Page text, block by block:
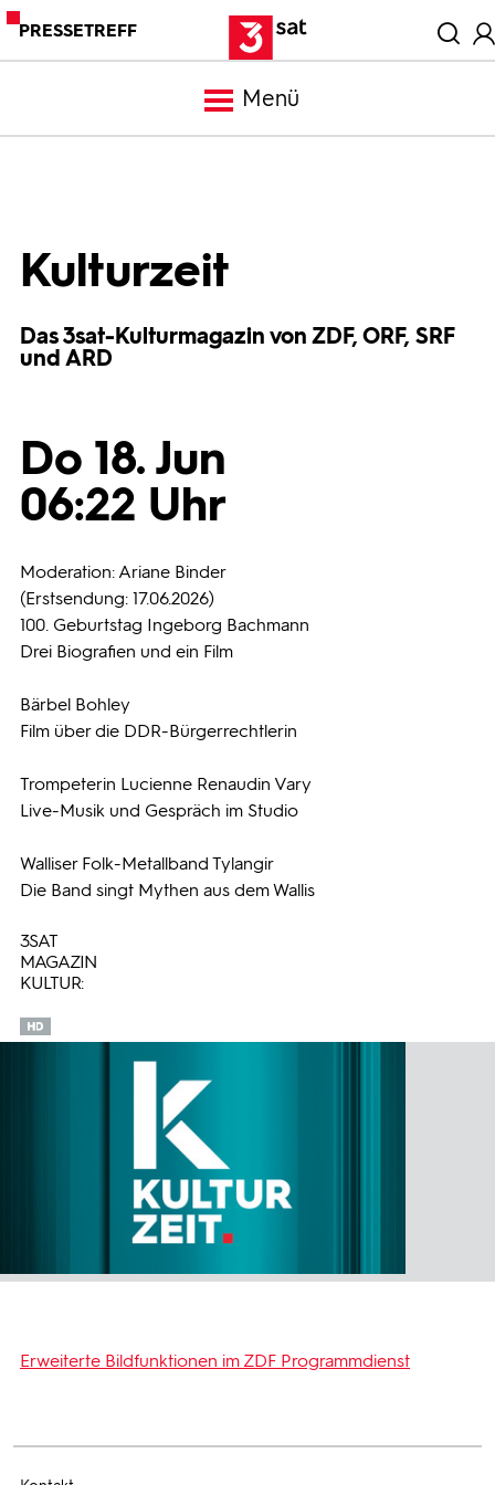
PRESSETREFF
Menü
Bilder
Kulturzeit
Das 3sat-Kulturmagazin von ZDF, ORF, SRF
und ARD
Do 18. Jun
06:22 Uhr
Moderation: Ariane Binder
(Erstsendung: 17.06.2026)
100. Geburtstag Ingeborg Bachmann
Drei Biografien und ein Film
Bärbel Bohley
Film über die DDR-Bürgerrechtlerin
Trompeterin Lucienne Renaudin Vary
Live-Musik und Gespräch im Studio
Walliser Folk-Metallband Tylangir
Die Band singt Mythen aus dem Wallis
3SAT
MAGAZIN
KULTUR:
Erweiterte Bildfunktionen im ZDF Programmdienst